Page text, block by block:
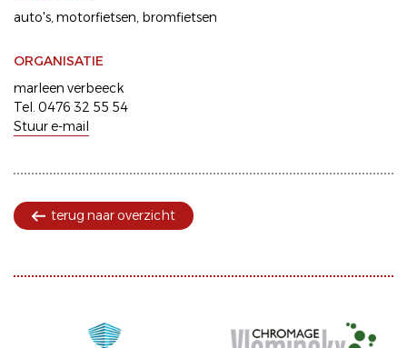
auto's motorfietsen bromfietsen
ORGANISATIE
marleen verbeeck
Tel. 0476 32 55 54
Stuur e-mail
terug naar overzicht